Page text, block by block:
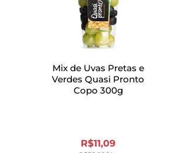
Mix de Uvas Pretas e
Verdes Quasi Pronto
Copo 300g
R$11,09